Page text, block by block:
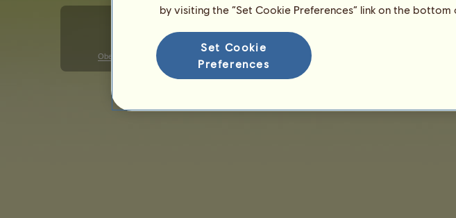
Obecné uživatelské podmínky
by visiting the “Set Cookie Preferences” link on the bottom
Set Cookie
Preferences